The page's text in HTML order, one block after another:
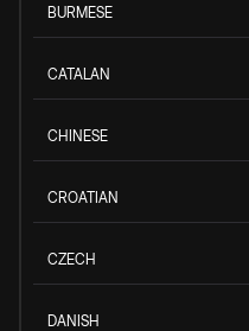
BURMESE
CATALAN
CHINESE
CROATIAN
CZECH
DANISH